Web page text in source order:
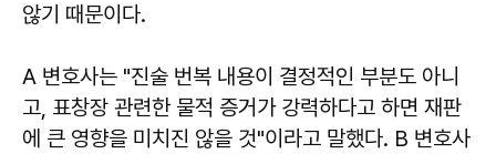
않기 때문이다.
A 변호사는 "진술 번복 내용이 결정적인 부분도 아니
고, 표창장 관련한 물적 증거가 강력하다고 하면 재판
에 큰 영향을 미치진 않을 것"이라고 말했다. B 변호사